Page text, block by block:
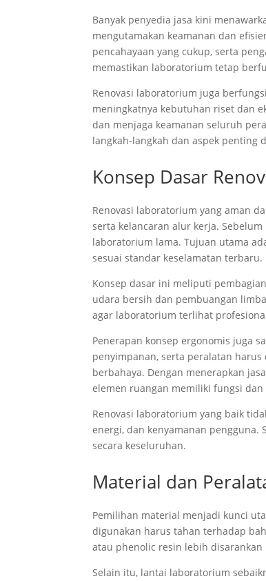
Banyak penyedia jasa kini
mengutamakan keamanan dan
pencahayaan yang cukup, serta
memastikan laboratorium tetap
Renovasi laboratorium juga
meningkatnya kebutuhan riset dan
dan menjaga keamanan seluruh
langkah-langkah dan aspek penting
Konsep Dasar
Renovasi laboratorium yang aman
serta kelancaran alur kerja.
laboratorium lama. Tujuan utama
sesuai standar keselamatan terbaru.
Konsep dasar ini meliputi
udara bersih dan pembuangan
agar laboratorium terlihat
Penerapan konsep ergonomis juga
penyimpanan, serta peralatan
berbahaya. Dengan menerapkan
elemen ruangan memiliki fungsi
Renovasi laboratorium yang baik
energi, dan kenyamanan pengguna.
secara keseluruhan.
Material dan
Pemilihan material menjadi kunci
digunakan harus tahan terhadap
atau phenolic resin lebih
Selain itu, lantai laboratorium